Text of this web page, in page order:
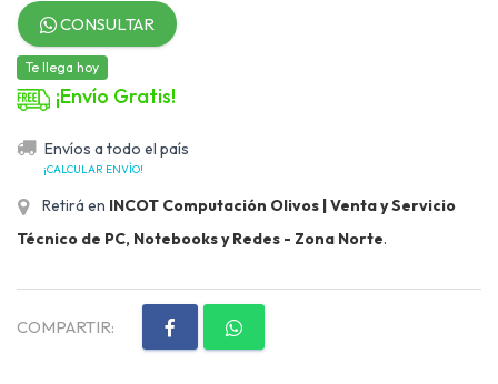
CONSULTAR
Te llega hoy
¡Envío Gratis!
Envíos a todo el país
¡CALCULAR ENVÍO!
Retirá en INCOT Computación Olivos | Venta y Servicio
Técnico de PC, Notebooks y Redes - Zona Norte.
COMPARTIR: